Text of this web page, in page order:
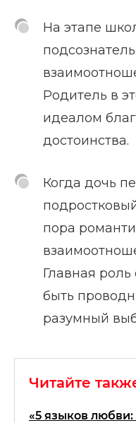
На этапе
Родитель в
идеалом
достоинства.
Когда дочь
пора
Главная роль
быть
разумный
Читайте
«5 языков